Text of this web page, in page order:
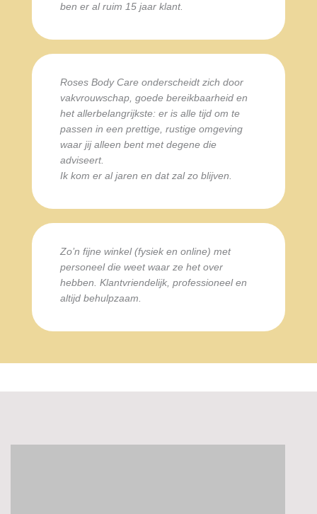
ben er al ruim 15 jaar klant.
Roses Body Care onderscheidt zich door
vakvrouwschap, goede bereikbaarheid en
het allerbelangrijkste: er is alle tijd om te
passen in een prettige, rustige omgeving
waar jij alleen bent met degene die
adviseert.
Ik kom er al jaren en dat zal zo blijven.
Zo’n fijne winkel (fysiek en online) met
personeel die weet waar ze het over
hebben. Klantvriendelijk, professioneel en
altijd behulpzaam.